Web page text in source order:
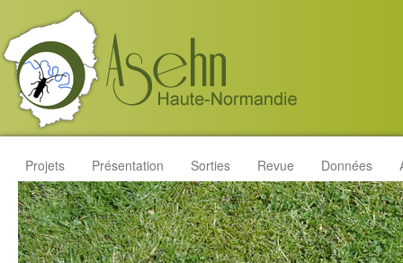
Projets Présentation Sorties Revue Données